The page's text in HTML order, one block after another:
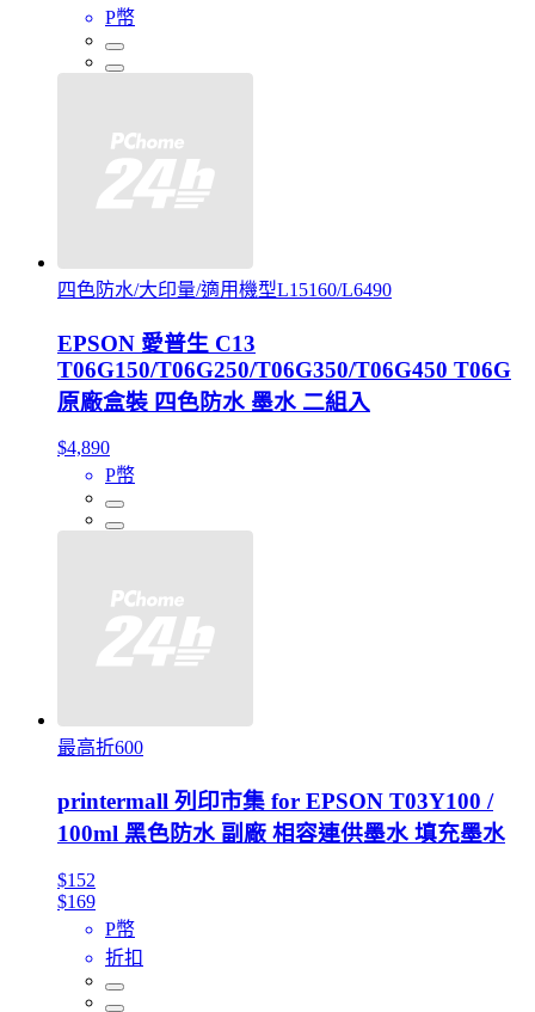
P幣
四色防水/大印量/適用機型L15160/L6490
EPSON 愛普生 C13
T06G150/T06G250/T06G350/T06G450 T06G
原廠盒裝 四色防水 墨水 二組入
$4,890
P幣
最高折600
printermall 列印市集 for EPSON T03Y100 /
100ml 黑色防水 副廠 相容連供墨水 填充墨水
$152
$169
P幣
折扣